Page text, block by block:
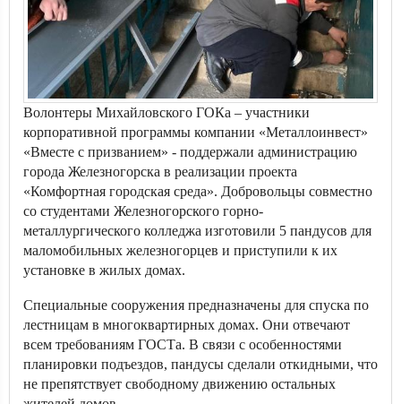
Волонтеры Михайловского ГОКа – участники
корпоративной программы компании «Металлоинвест»
«Вместе с призванием» - поддержали администрацию
города Железногорска в реализации проекта
«Комфортная городская среда». Добровольцы совместно
со студентами Железногорского горно-
металлургического колледжа изготовили 5 пандусов для
маломобильных железногорцев и приступили к их
установке в жилых домах.
Специальные сооружения предназначены для спуска по
лестницам в многоквартирных домах. Они отвечают
всем требованиям ГОСТа. В связи с особенностями
планировки подъездов, пандусы сделали откидными, что
не препятствует свободному движению остальных